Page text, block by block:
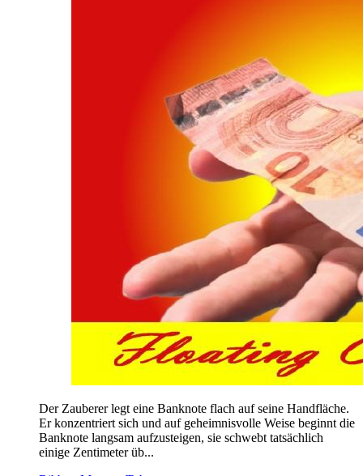
Der Zauberer legt eine Banknote flach auf seine Handfläche.
Er konzentriert sich und auf geheimnisvolle Weise beginnt die
Banknote langsam aufzusteigen, sie schwebt tatsächlich
einige Zentimeter üb...